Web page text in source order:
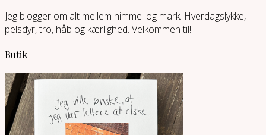
Jeg blogger om alt mellem himmel og mark. Hverdagslykke,
pelsdyr, tro, håb og kærlighed. Velkommen til!
Butik